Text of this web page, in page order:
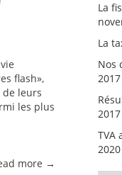
flash»,
leurs
les plus
more →
La
La
Nos
2017
TVA
2020